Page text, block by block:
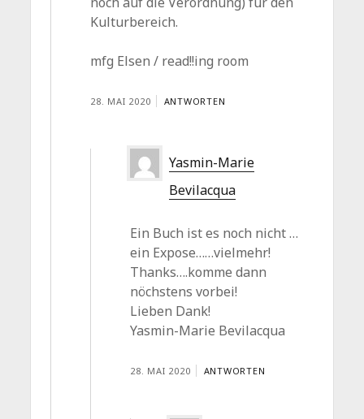
Kulturbereich.
mfg Elsen / read!!ing room
28. MAI 2020 ANTWORTEN
Yasmin-Marie
Bevilacqua
Ein Buch ist es noch nicht …
ein Expose……vielmehr!
Thanks….komme dann
nöchstens vorbei!
Lieben Dank!
Yasmin-Marie Bevilacqua
28. MAI 2020 ANTWORTEN